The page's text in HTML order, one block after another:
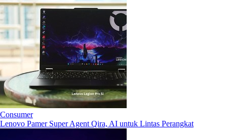
Consumer
Lenovo Pamer Super Agent Qira, AI untuk Lintas Perangkat